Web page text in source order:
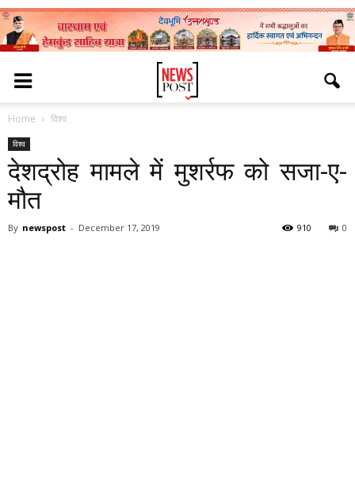
Home विश्व
विश्व
देशद्रोह मामले में मुशर्रफ को सजा-ए-
मौत
By newspost - December 17, 2019 0
910